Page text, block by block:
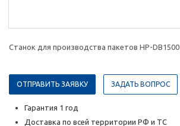
Станок для производства пакетов HP-DB1500
ОТПРАВИТЬ ЗАЯВКУ ЗАДАТЬ ВОПРОС
Гарантия 1 год
Доставка по всей территории РФ и ТС